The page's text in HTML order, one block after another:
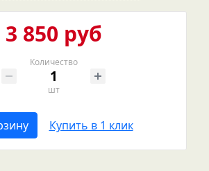
3 850 руб
Количество
шт
Купить в 1 клик